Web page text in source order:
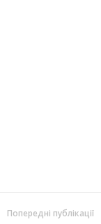
Попередні публікації